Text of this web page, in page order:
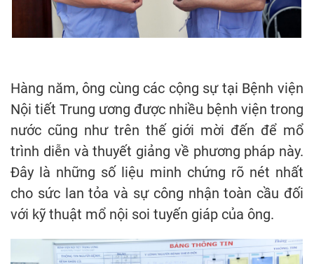
Hàng năm, ông cùng các cộng sự tại Bệnh viện
Nội tiết Trung ương được nhiều bệnh viện trong
nước cũng như trên thế giới mời đến để mổ
trình diễn và thuyết giảng về phương pháp này.
Đây là những số liệu minh chứng rõ nét nhất
cho sức lan tỏa và sự công nhận toàn cầu đối
với kỹ thuật mổ nội soi tuyến giáp của ông.